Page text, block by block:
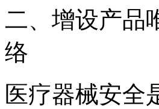
二、增设产品
络
医疗器械安全